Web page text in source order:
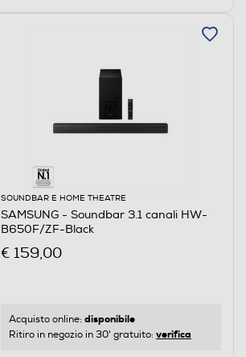
SOUNDBAR E HOME THEATRE
SAMSUNG - Soundbar 3.1 canali HW-
B650F/ZF-Black
€ 159,00
Acquisto online: disponibile
Ritiro in negozio in 30' gratuito: verifica